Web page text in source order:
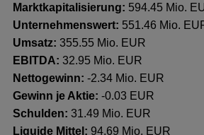
Marktkapitalisierung: 594.45 Mio.
Unternehmenswert: 551.46 Mio.
Umsatz: 355.55 Mio. EUR
EBITDA: 32.95 Mio. EUR
Nettogewinn: -2.34 Mio. EUR
Gewinn je Aktie: -0.03 EUR
Schulden: 31.49 Mio. EUR
Liquide Mittel: 94.69 Mio. EUR